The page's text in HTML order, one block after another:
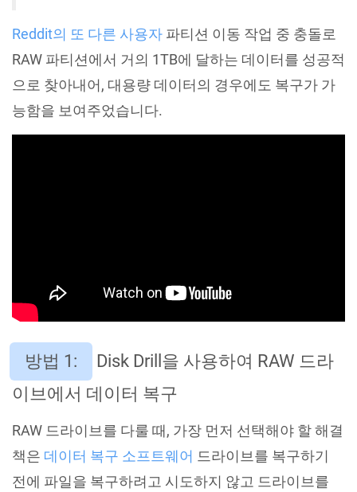
Reddit의 또 다른 사용자 파티션 이동 작업 중 충돌로
RAW 파티션에서 거의 1TB에 달하는 데이터를 성공적
으로 찾아내어, 대용량 데이터의 경우에도 복구가 가
능함을 보여주었습니다.
방법 1:
Disk Drill을 사용하여 RAW 드라
이브에서 데이터 복구
RAW 드라이브를 다룰 때, 가장 먼저 선택해야 할 해결
책은 데이터 복구 소프트웨어 드라이브를 복구하기
전에 파일을 복구하려고 시도하지 않고 드라이브를